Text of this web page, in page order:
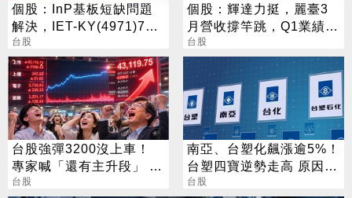
個股：InP基板短缺問題
解決，IET-KY(4971)7月
營收1.05億元，重拾成長
動能
台股
個股：輝達力挺，麗臺3
月營收撐竿跳，Q1業績飆
＋費用銳減，獲利成長可
期
台股
台股強彈3200沒上車！
專家喊「還有主升段」 終
極目標曝光
台股
南亞、台塑化飆漲逾5%！
台塑四寶逆勢走高 原因找
到了
台股